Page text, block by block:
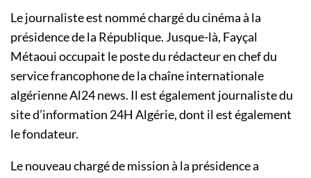
Le journaliste est nommé chargé du cinéma à la
présidence de la République. Jusque-là, Fayçal
Métaoui occupait le poste du rédacteur en chef du
service francophone de la chaîne internationale
algérienne Al24 news. Il est également journaliste du
site d’information 24H Algérie, dont il est également
le fondateur.
Le nouveau chargé de mission à la présidence a